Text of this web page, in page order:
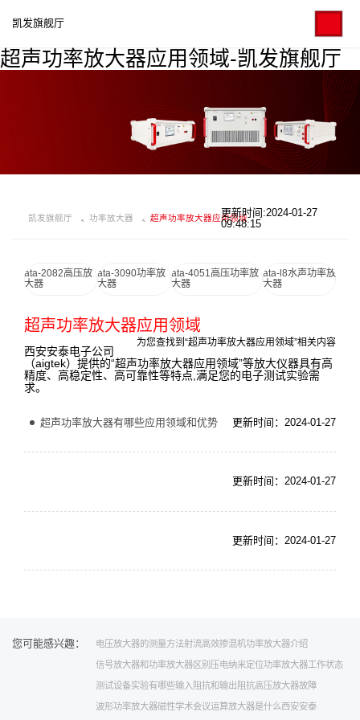
超声功率放大器应用领域-凯发旗舰厅
凯发旗舰厅
凯发旗舰厅 功率放大器 超声功率放大器应用领域更新时间:2024-01-27
09:48:15
ata-2082高压放
大器
ata-3090功率放
大器
ata-4051高压功率放
大器
ata-l8水声功率放
大器
超声功率放大器应用领域
为您查找到“超声功率放大器应用领域”相关内容
西安安泰电子公司
（aigtek）提供的“超声功率放大器应用领域”等放大仪器具有高
精度、高稳定性、高可靠性等特点,满足您的电子测试实验需
求。
超声功率放大器有哪些应用领域和优势 更新时间：2024-01-27
更新时间：2024-01-27
更新时间：2024-01-27
您可能感兴趣： 电压放大器的测量方法射流高效掺混机功率放大器介绍
信号放大器和功率放大器区别 压电纳米定位功率放大器工作状态
测试设备实验有哪些输入阻抗和输出阻抗高压放大器故障
波形功率放大器磁性学术会议运算放大器是什么西安安泰